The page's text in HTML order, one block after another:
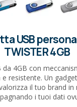
USB
TWISTER 4GB
da 4GB con
resistente. Un
il tuo brand
i tuoi dati